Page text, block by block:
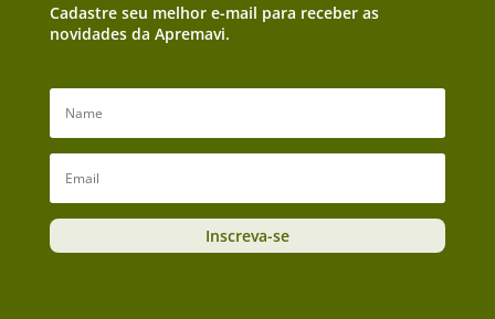
Cadastre seu melhor e-mail para receber as
novidades da Apremavi.
Inscreva-se